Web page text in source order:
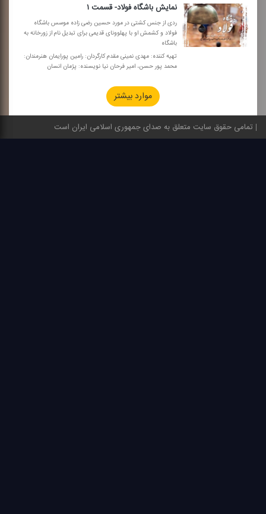
نمایش باشگاه فولاد- قسمت ۱
ردی از جنس كشتی در مورد حسین رضی زاده موسس باشگاه
فولاد و كشمش او با پهلوونای قدیمی برای تبدیل نام از زورخانه به
باشگاه
تهیه كننده: مهدی نمینی مقدم كارگردان: رامین پورایمان هنرمندان:
محمد پور حسن، امیر فرحان نیا نویسنده: پژمان انسان
موارد بیشتر
تمامی حقوق سایت متعلق به صدای جمهوری اسلامی ایران است